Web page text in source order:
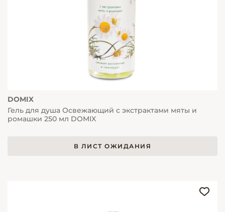
DOMIX
Гель для душа Освежающий с экстрактами мяты и
ромашки 250 мл DOMIX
В ЛИСТ ОЖИДАНИЯ